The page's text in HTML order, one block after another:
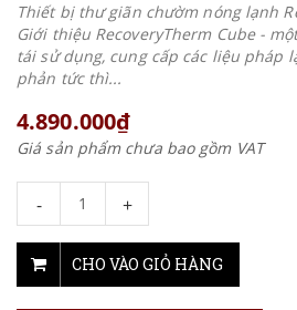
Thiết bị thư giãn chườm nóng lạnh
Giới thiệu RecoveryTherm Cube -
tái sử dụng, cung cấp các liệu pháp
phản tức thì...
4.890.000₫
Giá sản phẩm chưa bao gồm VAT
- +
CHO VÀO GIỎ HÀNG